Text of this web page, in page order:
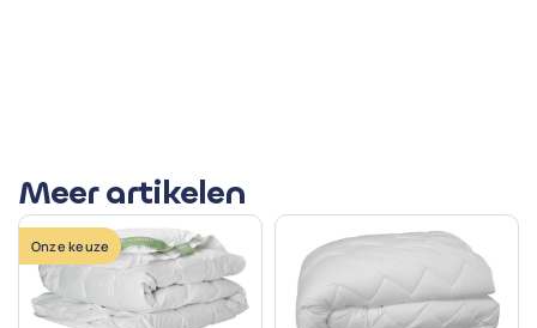
Meer artikelen
Onze keuze